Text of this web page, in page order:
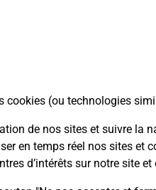
cookies (ou technologies
de nos sites et suivre la
en temps réel nos sites
d’intérêts sur notre site et